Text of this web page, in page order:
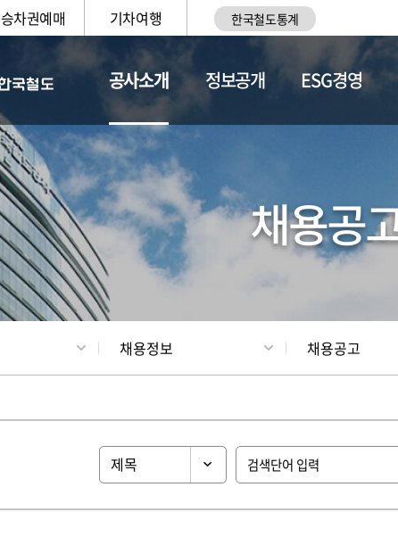
승차권예매 기차여행 한국철도통계
공사소개
일반현황
정보공개 ESG경영
채용공
채용정보 채용공고